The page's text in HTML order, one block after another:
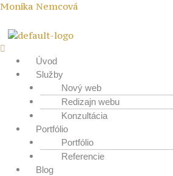
Preskočiť
obsah
Monika Nemcová
Menu
Úvod
Služby
Nový web
Redizajn webu
Konzultácia
Portfólio
Portfólio
Referencie
Blog